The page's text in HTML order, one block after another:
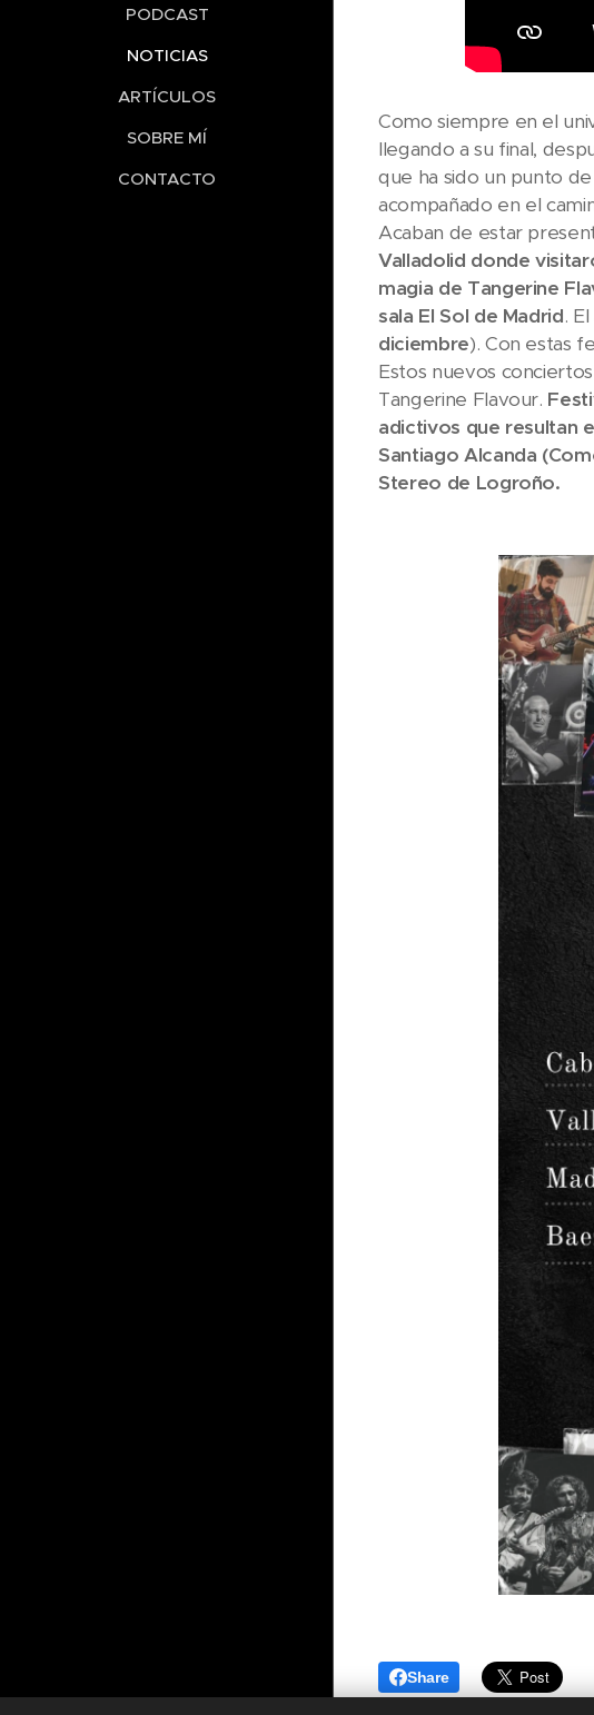
PODCAST
NOTICIAS
ARTÍCULOS
SOBRE MÍ
CONTACTO
Como siempre en el
llegando a su final,
que ha sido un punto
acompañado en el
Acaban de estar
Valladolid donde
magia de Tangerine
sala El Sol de Madrid.
diciembre). Con estas
Estos nuevos
Tangerine Flavour.
adictivos que resultan
Santiago Alcanda
Stereo de Logroño.
Share